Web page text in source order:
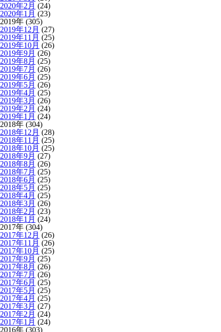
2020年2月 (24)
2020年1月 (23)
2019年 (305)
2019年12月 (27)
2019年11月 (25)
2019年10月 (26)
2019年9月 (26)
2019年8月 (25)
2019年7月 (26)
2019年6月 (25)
2019年5月 (26)
2019年4月 (25)
2019年3月 (26)
2019年2月 (24)
2019年1月 (24)
2018年 (304)
2018年12月 (28)
2018年11月 (25)
2018年10月 (25)
2018年9月 (27)
2018年8月 (26)
2018年7月 (25)
2018年6月 (25)
2018年5月 (25)
2018年4月 (25)
2018年3月 (26)
2018年2月 (23)
2018年1月 (24)
2017年 (304)
2017年12月 (26)
2017年11月 (26)
2017年10月 (25)
2017年9月 (25)
2017年8月 (26)
2017年7月 (26)
2017年6月 (25)
2017年5月 (25)
2017年4月 (25)
2017年3月 (27)
2017年2月 (24)
2017年1月 (24)
2016年 (303)